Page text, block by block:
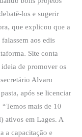
los e sugerir
que explicou que a
aos edis
Site conta
ideia de promover os
Alvaro
após se licenciar
mais de 10
ativos em Lages. A
a capacitação e